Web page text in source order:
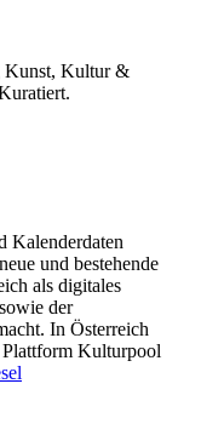
Kunst, Kultur &
Kalenderdaten
und bestehende
als digitales
der
In Österreich
Plattform Kulturpool